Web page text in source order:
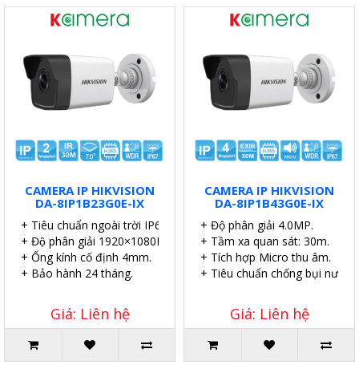
CAMERA IP HIKVISION
DA-8IP1B23G0E-IX
+ Tiêu chuẩn ngoài trời IP67.
+ Độ phân giải 1920×1080P.
+ Ống kính cố định 4mm.
+ Bảo hành 24 tháng.
Giá: Liên hệ
CAMERA IP HIKVISION
DA-8IP1B43G0E-IX
+ Độ phân giải 4.0MP.
+ Tầm xa quan sát: 30m.
+ Tích hợp Micro thu âm.
+ Tiêu chuẩn chống bụi nước
Giá: Liên hệ